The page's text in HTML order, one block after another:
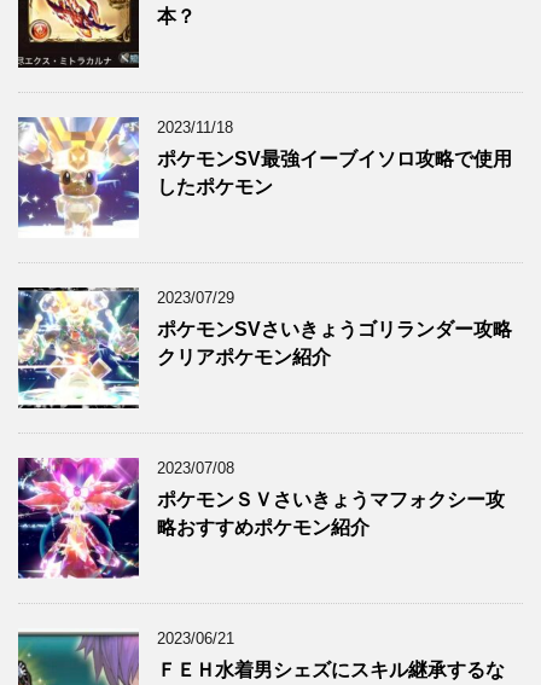
本？
2023/11/18
ポケモンSV最強イーブイソロ攻略で使用
したポケモン
2023/07/29
ポケモンSVさいきょうゴリランダー攻略
クリアポケモン紹介
2023/07/08
ポケモンＳＶさいきょうマフォクシー攻
略おすすめポケモン紹介
2023/06/21
ＦＥＨ水着男シェズにスキル継承するな